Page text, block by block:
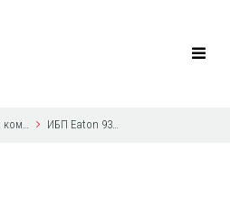
ИБП Eaton 93E 15-80 и 100-200 кВА в Landata: выгодные бонусы!